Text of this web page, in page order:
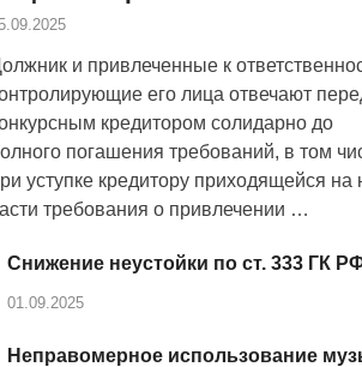
и привлеченные к
его лица отвечают
кредитором солидарно до
погашения требований, в том
уступке кредитору приходящейся на
требования о привлечении …
Снижение неустойки по ст. 333 ГК
01.09.2025
Неправомерное использование